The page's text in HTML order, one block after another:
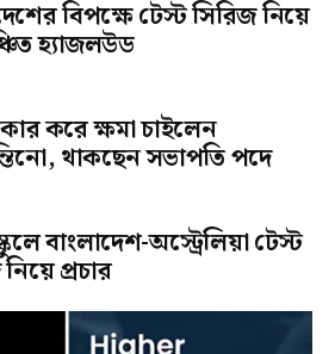
বিপক্ষে টেস্ট সিরিজ নিয়ে
হ্যাজলউড
করে ক্ষমা চাইলেন
থাকছেন সভাপতি পদে
বাংলাদেশ-অস্ট্রেলিয়া টেস্ট
প্রচার